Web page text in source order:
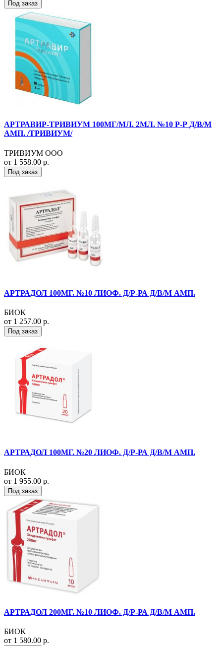
Под заказ
АРТРАВИР-ТРИВИУМ 100МГ/МЛ. 2МЛ. №10 Р-Р Д/В/М
АМП. /ТРИВИУМ/
ТРИВИУМ ООО
от 1 558.00 р.
Под заказ
АРТРАДОЛ 100МГ. №10 ЛИОФ. Д/Р-РА Д/В/М АМП.
БИОК
от 1 257.00 р.
Под заказ
АРТРАДОЛ 100МГ. №20 ЛИОФ. Д/Р-РА Д/В/М АМП.
БИОК
от 1 955.00 р.
Под заказ
АРТРАДОЛ 200МГ. №10 ЛИОФ. Д/Р-РА Д/В/М АМП.
БИОК
от 1 580.00 р.